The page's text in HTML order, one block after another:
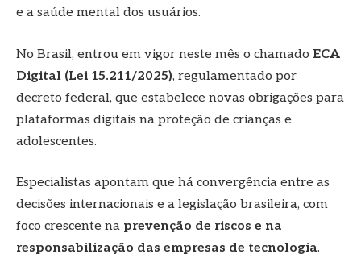
e a saúde mental dos usuários.
No Brasil, entrou em vigor neste mês o chamado ECA
Digital (Lei 15.211/2025), regulamentado por
decreto federal, que estabelece novas obrigações para
plataformas digitais na proteção de crianças e
adolescentes.
Especialistas apontam que há convergência entre as
decisões internacionais e a legislação brasileira, com
foco crescente na prevenção de riscos e na
responsabilização das empresas de tecnologia.